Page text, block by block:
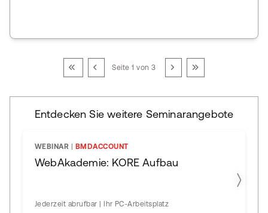
Seite 1 von 3
Entdecken Sie weitere Seminarangebote
WEBINAR BMDACCOUNT
WebAkademie: KORE Aufbau
Jederzeit abrufbar | Ihr PC-Arbeitsplatz